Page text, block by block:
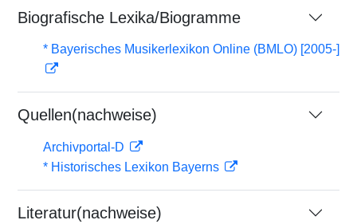
Biografische Lexika/Biogramme
* Bayerisches Musikerlexikon Online (BMLO) [2005-]
Quellen(nachweise)
Archivportal-D
* Historisches Lexikon Bayerns
Literatur(nachweise)